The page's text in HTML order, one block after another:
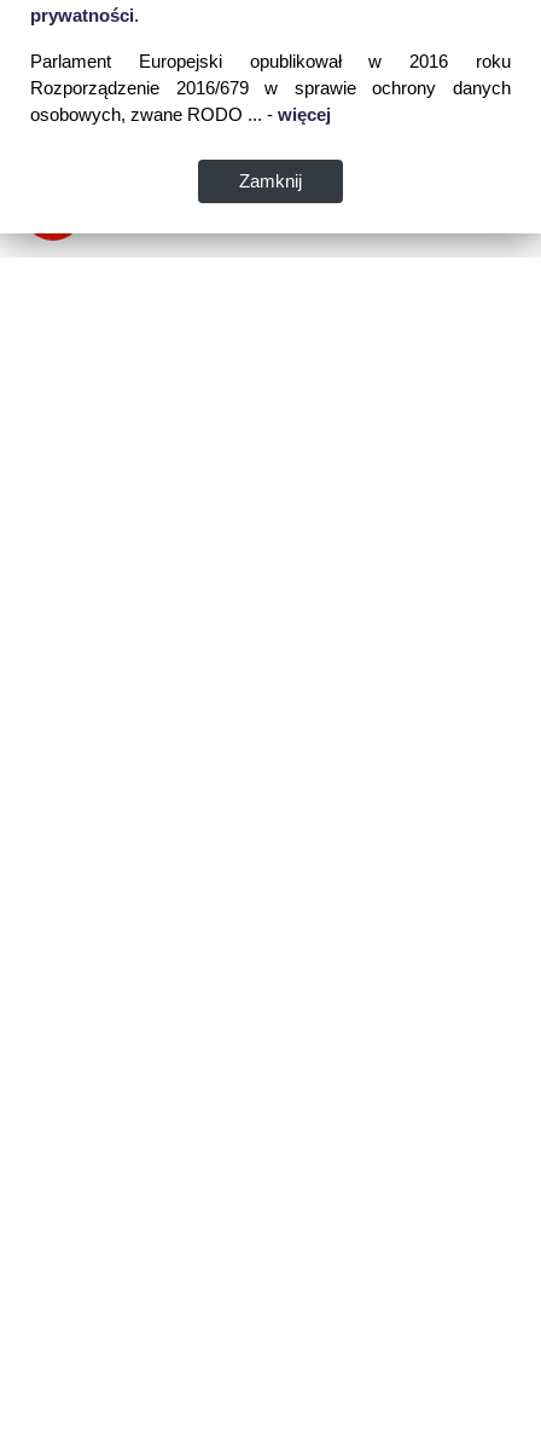
prywatności.
Parlament Europejski opublikował w 2016 roku
Rozporządzenie 2016/679 w sprawie ochrony danych
osobowych, zwane RODO ... - więcej
Zamknij